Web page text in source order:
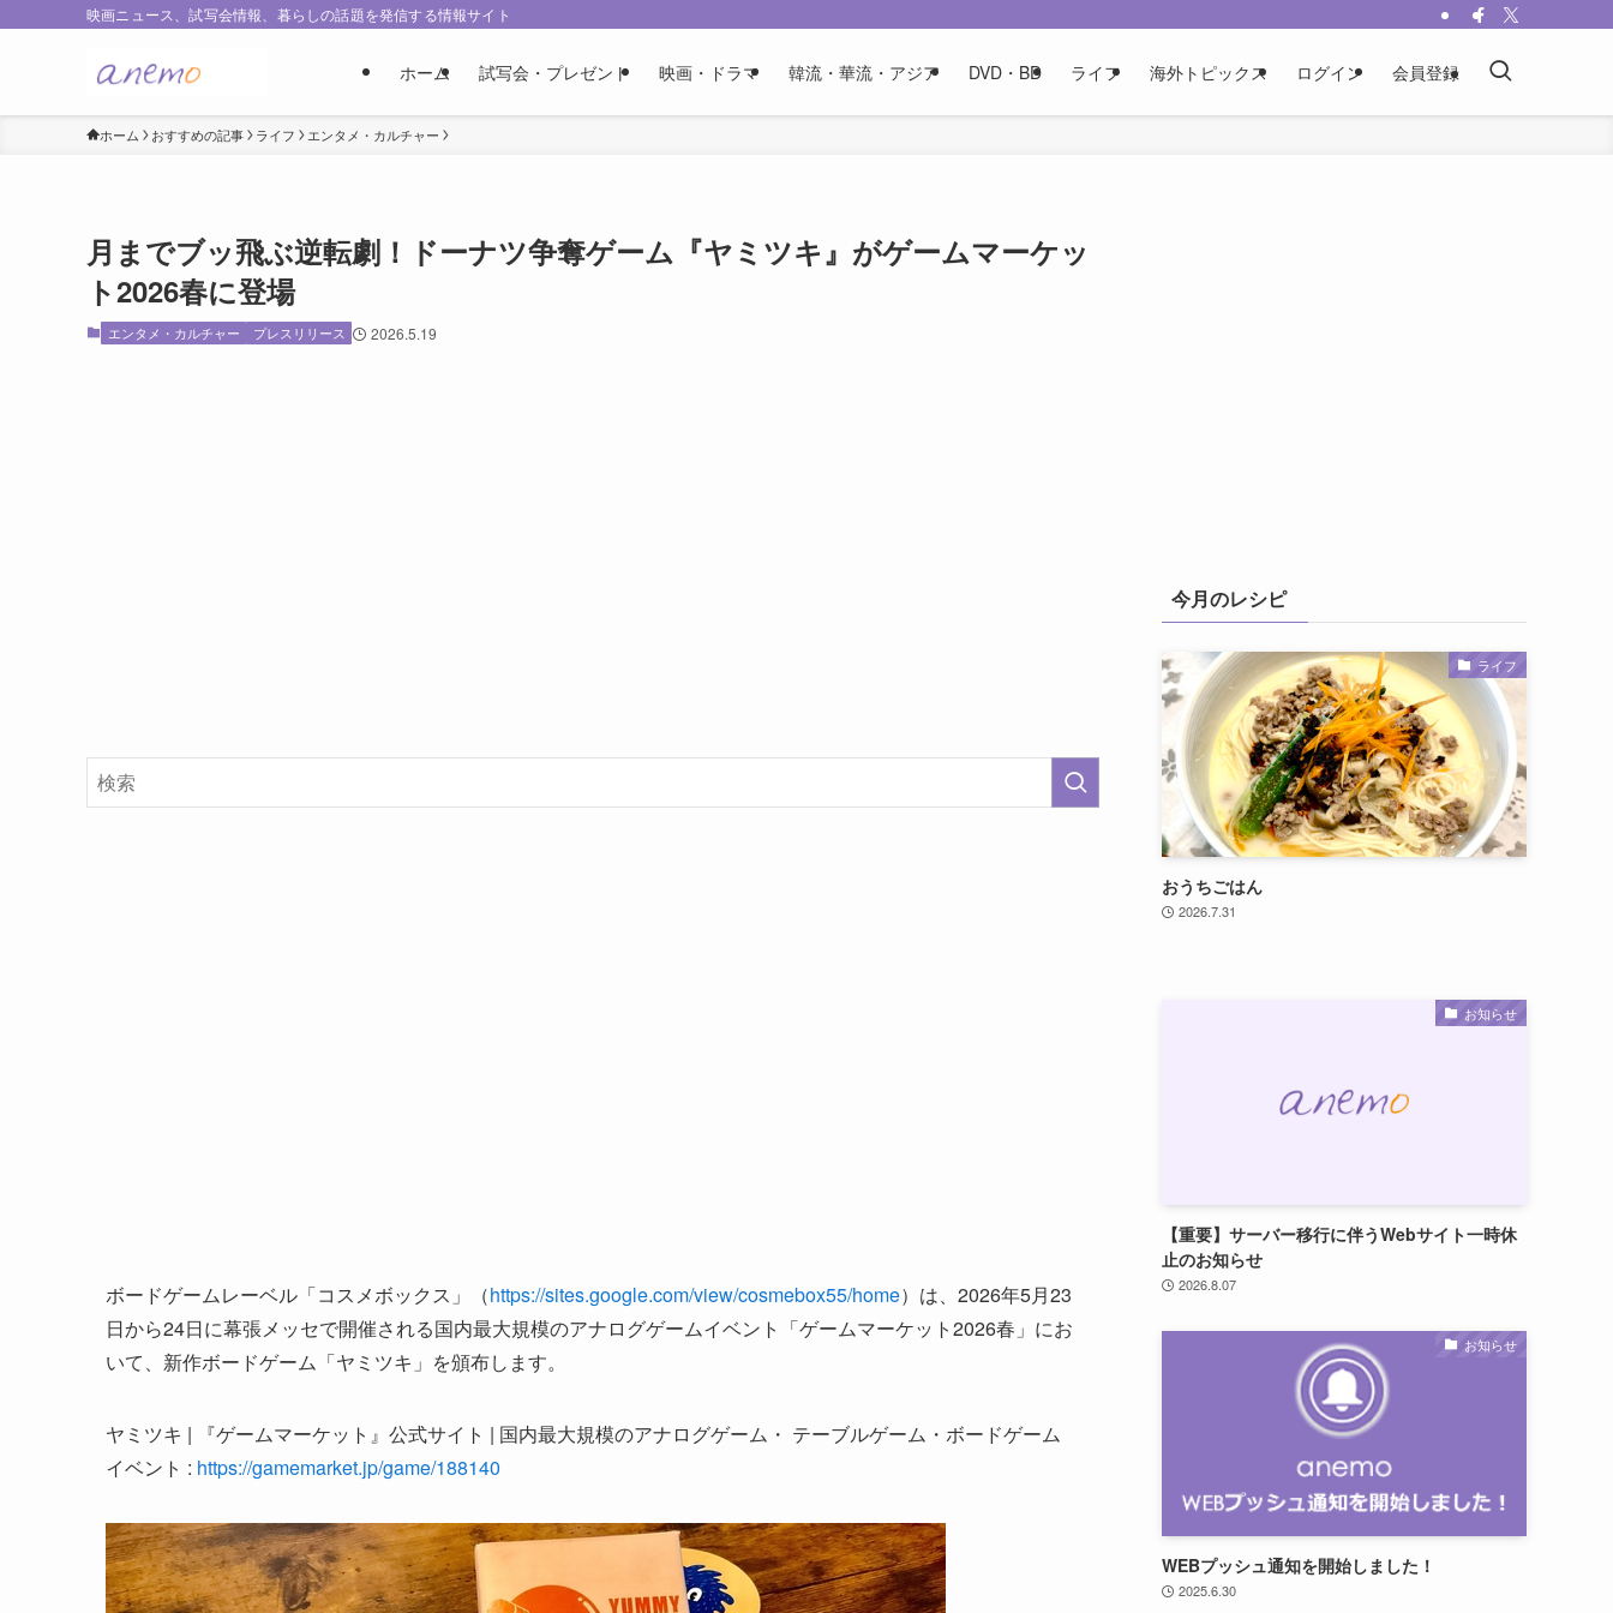
映画ニュース、試写会情報、暮らしの話題を発信する情報サイト
ホーム 試写会・プレゼント 映画・ドラマ 韓流・華流・アジア DVD・BD ライフ 海外トピックス ログイン 会員登録
ホーム おすすめの記事 ライフ エンタメ・カルチャー
月までブッ飛ぶ逆転劇！ドーナツ争奪ゲーム『ヤミツキ』がゲームマーケッ
ト2026春に登場
エンタメ・カルチャー プレスリリース 2026.5.19
ボードゲームレーベル「コスメボックス」（https://sites.google.com/view/cosmebox55/home）は、2026年5月23
日から24日に幕張メッセで開催される国内最大規模のアナログゲームイベント「ゲームマーケット2026春」にお
いて、新作ボードゲーム「ヤミツキ」を頒布します。
ヤミツキ | 『ゲームマーケット』公式サイト | 国内最大規模のアナログゲーム・ テーブルゲーム・ボードゲーム
イベント : https://gamemarket.jp/game/188140
今月のレシピ
ライフ
おうちごはん
2026.7.31
お知らせ
【重要】サーバー移行に伴うWebサイト一時休
止のお知らせ
2026.8.07
お知らせ
WEBプッシュ通知を開始しました！
2025.6.30